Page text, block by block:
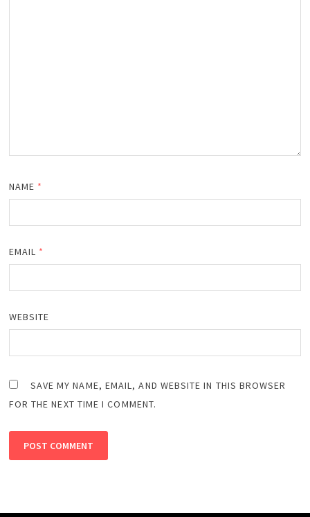
NAME *
EMAIL *
WEBSITE
SAVE MY NAME, EMAIL, AND WEBSITE IN THIS BROWSER
FOR THE NEXT TIME I COMMENT.